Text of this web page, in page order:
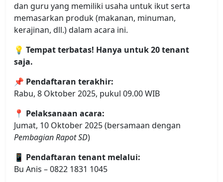
dan guru yang memiliki usaha untuk ikut serta
memasarkan produk (makanan, minuman,
kerajinan, dll.) dalam acara ini.
💡 Tempat terbatas! Hanya untuk 20 tenant
saja.
📌 Pendaftaran terakhir:
Rabu, 8 Oktober 2025, pukul 09.00 WIB
📍 Pelaksanaan acara:
Jumat, 10 Oktober 2025 (bersamaan dengan
Pembagian Rapot SD)
📱 Pendaftaran tenant melalui:
Bu Anis – 0822 1831 1045